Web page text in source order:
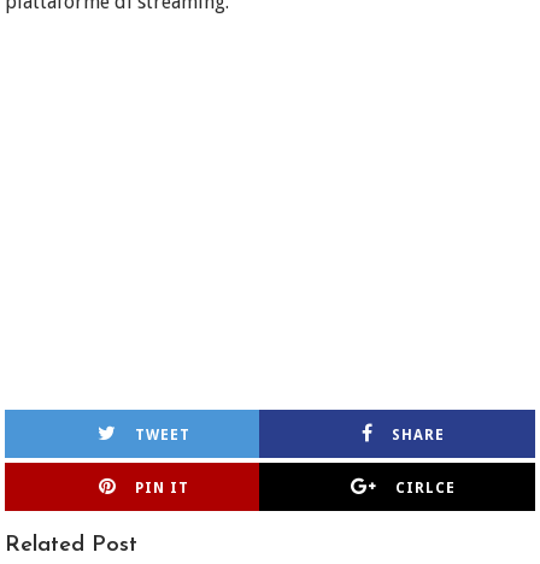
TWEET SHARE
PIN IT CIRLCE
Related Post